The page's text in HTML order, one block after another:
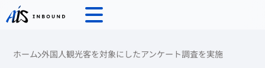
ホーム 外国人観光客を対象にしたアンケート調査を実施